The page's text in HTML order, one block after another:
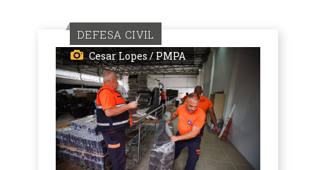
DEFESA CIVIL
Cesar Lopes / PMPA